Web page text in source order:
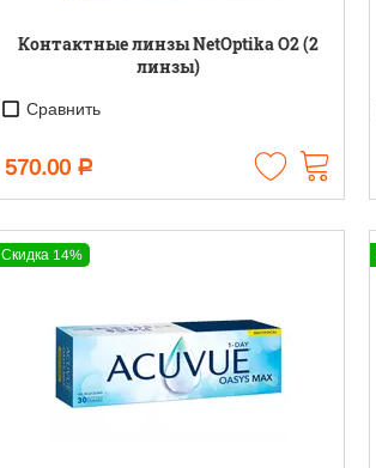
Контактные линзы NetOptika O2 (2
линзы)
Сравнить
570.00 Р
Скидка 14%